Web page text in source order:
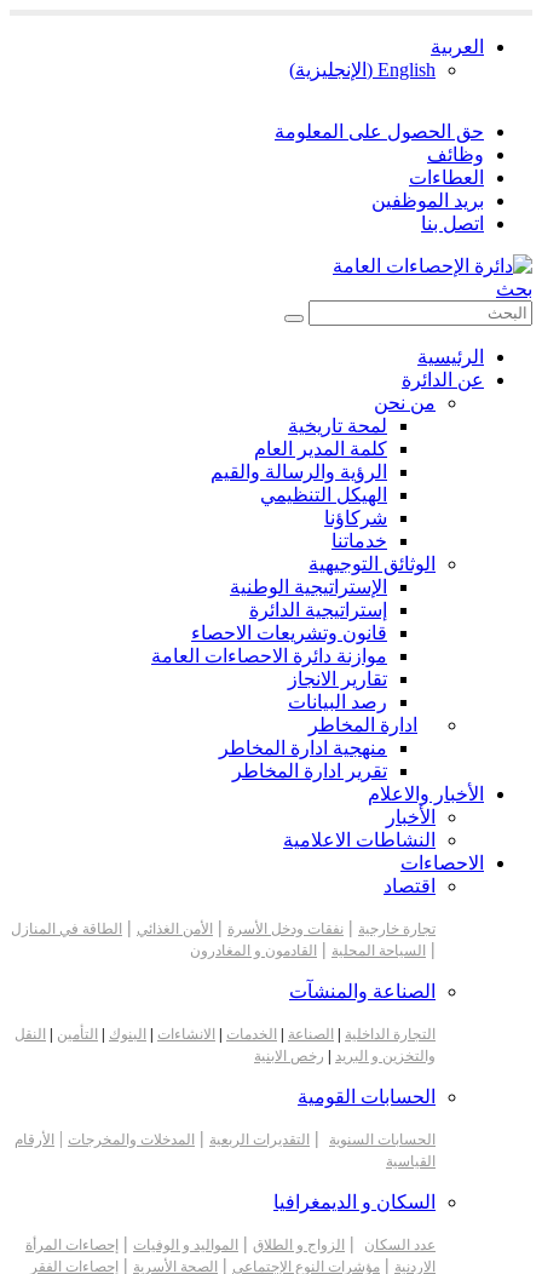
العربية
English
( الإنجليزية)
حق الحصول على المعلومة
وظائف
العطاءات
بريد الموظفين
اتصل بنا
بحث
الرئيسية
عن الدائرة
من نحن
لمحة تاريخية
كلمة المدير العام
الرؤية والرسالة والقيم
الهيكل التنظيمي
شركاؤنا
خدماتنا
الوثائق التوجيهية
الإستراتيجية الوطنية
إستراتيجية الدائرة
قانون وتشريعات الاحصاء
موازنة دائرة الاحصاءات العامة
تقارير الانجاز
رصد البيانات
ادارة المخاطر
منهجية ادارة المخاطر
تقرير ادارة المخاطر
الأخبار والاعلام
الأخبار
النشاطات الاعلامية
الاحصاءات
اقتصاد
تجارة خارجية | نفقات ودخل الأسرة | الأمن الغذائي | الطاقة في المنازل
| السياحة المحلية | القادمون و المغادرون
الصناعة والمنشآت
التجارة الداخلية الصناعة الخدمات الانشاءات البنوك التأمين
النقل
والتخزين و البريد
رخص الابنية
الحسابات القومية
الحسابات السنوية | التقديرات الربعية | المدخلات والمخرجات |
الأرقام
القياسية
السكان و الديمغرافيا
عدد السكان | الزواج و الطلاق | المواليد و الوفيات | إحصاءات المرأة
الاردنية | مؤشرات النوع الإجتماعي | الصحة الأسرية | إحصاءات الفقر